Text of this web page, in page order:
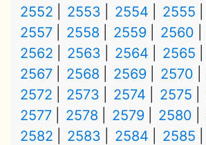
2552
2553 2554 2555
2557
2558 2559 2560
2562
2563 2564 2565
2567
2568 2569 2570
2572
2573 2574 2575
2577
2578 2579 2580
2582
2583 2584 2585